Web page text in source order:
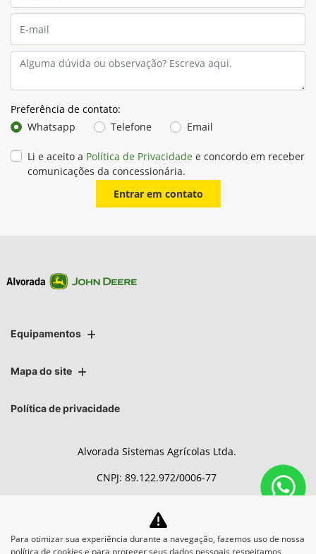
Preferência de contato:
Whatsapp
Telefone Email
Li e aceito a Política de Privacidade e concordo em receber
comunicações da concessionária.
Entrar em contato
Equipamentos
Mapa do site
Política de privacidade
Alvorada Sistemas Agrícolas Ltda.
CNPJ: 89.122.972/0006-77
No trânsito, enxergar o outro
Para otimizar sua experiência durante a navegação, fazemos uso de nossa
política de cookies e para proteger seus dados pessoais respeitamos